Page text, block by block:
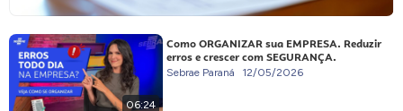
06:24
Como ORGANIZAR sua EMPRESA. Reduzir
erros e crescer com SEGURANÇA.
Sebrae Paraná 12/05/2026